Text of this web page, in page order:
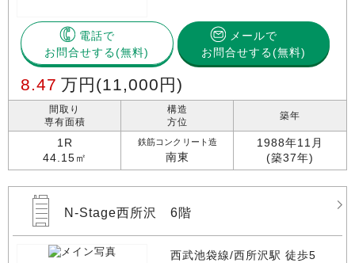
電話で
お問合せする
メールで
お問合せする(無料)
8.47 万円 (11,000円)
間取り
専有面積
1R
44.15㎡
構造
方位
鉄筋コンクリート造
南東
築年
1988年11月
(築37年)
N-Stage西所沢 6階
西武池袋線/西所沢駅 徒歩5